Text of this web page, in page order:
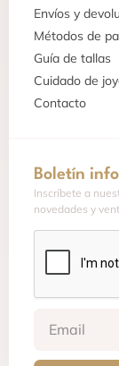
Envíos y
Métodos de
Guía de tallas
Cuidado de
Contacto
Boletín
Inscríbete a
novedades y